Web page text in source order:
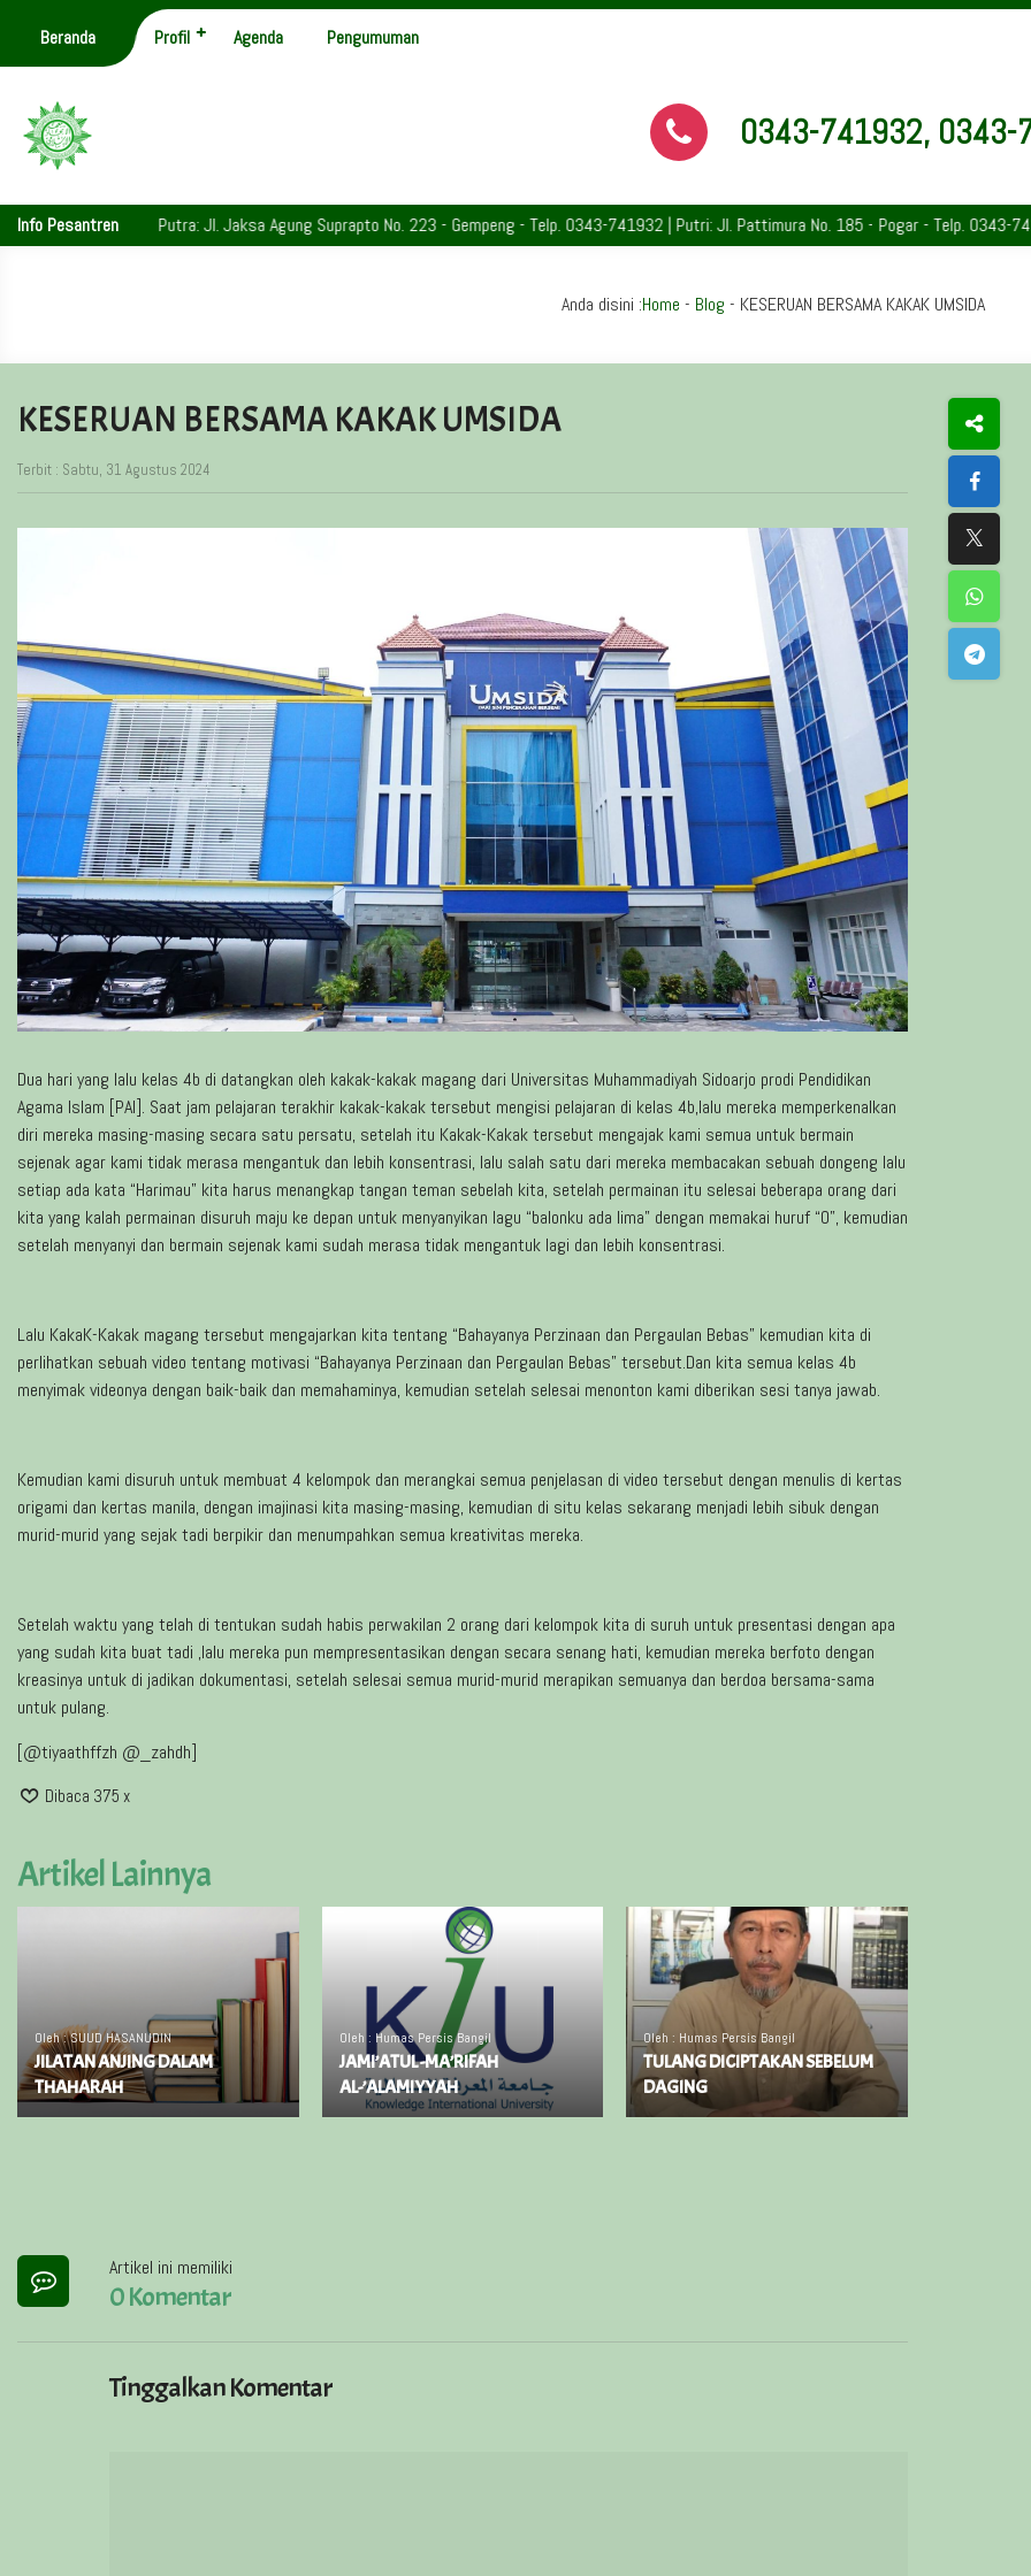
Beranda Profil Agenda Pengumuman
0343-741932, 0343-
Info PesantrenPutra: Jl. Jaksa Agung Suprapto No. 223 - Gempeng - Telp. 0343-741932 | Putri: Jl. Pattimura No. 185 - Pogar - Telp. 0343-
Anda disini :Home - Blog - KESERUAN BERSAMA KAKAK UMSIDA
KESERUAN BERSAMA KAKAK UMSIDA
Terbit : Sabtu, 31 Agustus 2024
Dua hari yang lalu kelas 4b di datangkan oleh kakak-kakak magang dari Universitas Muhammadiyah Sidoarjo prodi Pendidikan
Agama Islam [PAI]. Saat jam pelajaran terakhir kakak-kakak tersebut mengisi pelajaran di kelas 4b,lalu mereka memperkenalkan
diri mereka masing-masing secara satu persatu, setelah itu Kakak-Kakak tersebut mengajak kami semua untuk bermain
sejenak agar kami tidak merasa mengantuk dan lebih konsentrasi, lalu salah satu dari mereka membacakan sebuah dongeng lalu
setiap ada kata “Harimau” kita harus menangkap tangan teman sebelah kita, setelah permainan itu selesai beberapa orang dari
kita yang kalah permainan disuruh maju ke depan untuk menyanyikan lagu “balonku ada lima” dengan memakai huruf “O”, kemudian
setelah menyanyi dan bermain sejenak kami sudah merasa tidak mengantuk lagi dan lebih konsentrasi.
Lalu KakaK-Kakak magang tersebut mengajarkan kita tentang “Bahayanya Perzinaan dan Pergaulan Bebas” kemudian kita di
perlihatkan sebuah video tentang motivasi “Bahayanya Perzinaan dan Pergaulan Bebas” tersebut.Dan kita semua kelas 4b
menyimak videonya dengan baik-baik dan memahaminya, kemudian setelah selesai menonton kami diberikan sesi tanya jawab.
Kemudian kami disuruh untuk membuat 4 kelompok dan merangkai semua penjelasan di video tersebut dengan menulis di kertas
origami dan kertas manila, dengan imajinasi kita masing-masing, kemudian di situ kelas sekarang menjadi lebih sibuk dengan
murid-murid yang sejak tadi berpikir dan menumpahkan semua kreativitas mereka.
Setelah waktu yang telah di tentukan sudah habis perwakilan 2 orang dari kelompok kita di suruh untuk presentasi dengan apa
yang sudah kita buat tadi ,lalu mereka pun mempresentasikan dengan secara senang hati, kemudian mereka berfoto dengan
kreasinya untuk di jadikan dokumentasi, setelah selesai semua murid-murid merapikan semuanya dan berdoa bersama-sama
untuk pulang.
[@tiyaathffzh @_zahdh]
Dibaca 375 x
Artikel Lainnya
Oleh : SUUD HASANUDIN
JILATAN ANJING DALAM
THAHARAH
Oleh : Humas Persis Bangil
JAMI’ATUL -MA’RIFAH
AL-’ALAMIYYAH
Oleh : Humas Persis Bangil
TULANG DICIPTAKAN SEBELUM
DAGING
Artikel ini memiliki
0 Komentar
Tinggalkan Komentar